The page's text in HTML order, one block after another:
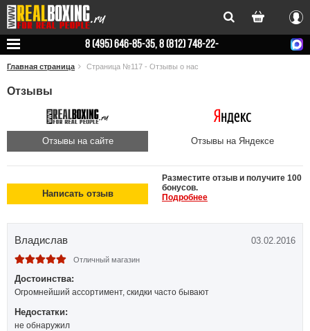
Вход
8 (495) 646-85-35, 8 (812) 748-22-
78
Главная страница Страница №117 - Отзывы о нас
Отзывы
Отзывы на сайте Отзывы на Яндексе
Написать отзыв
Разместите отзыв и получите 100
бонусов.
Подробнее
Владислав 03.02.2016
Отличный магазин
Достоинства:
Огромнейший ассортимент, скидки часто бывают
Недостатки:
не обнаружил